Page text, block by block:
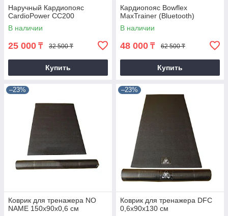
Наручный Кардиопояс
CardioPower СС200
В наличии
25 000 ₸ 32 500 ₸
Купить
Кардиопояс Bowflex
MaxTrainer (Bluetooth)
В наличии
48 000 ₸ 62 500 ₸
Купить
–23%
Коврик для тренажера NO
NAME 150х90х0,6 см
–23%
Коврик для тренажера DFC
0,6х90х130 см